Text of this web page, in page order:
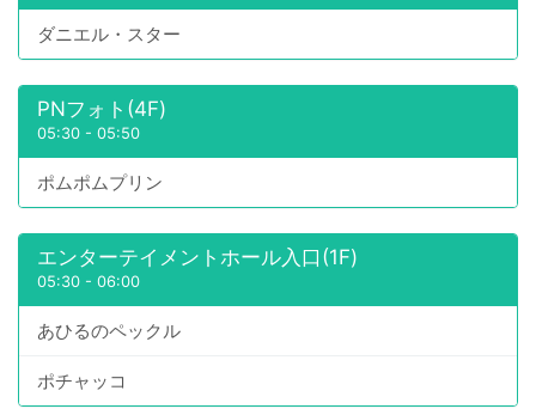
ダニエル・スター
PNフォト(4F)
05:30 - 05:50
ポムポムプリン
エンターテイメントホール入口(1F)
05:30 - 06:00
あひるのペックル
ポチャッコ